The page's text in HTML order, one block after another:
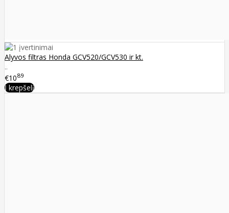
Alyvos filtras Honda GCV520/GCV530 ir kt.
..
€1089
Į krepšelį